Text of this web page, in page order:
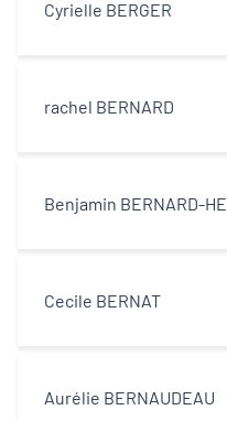
Cyrielle BERGER
rachel BERNARD
Benjamin BERNARD-
Cecile BERNAT
Aurélie BERNAUDEAU